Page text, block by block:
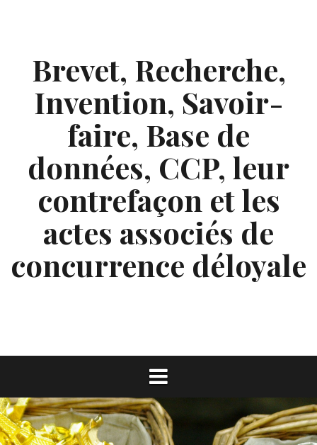
Brevet, Recherche,
Invention, Savoir-
faire, Base de
données, CCP, leur
contrefaçon et les
actes associés de
concurrence déloyale